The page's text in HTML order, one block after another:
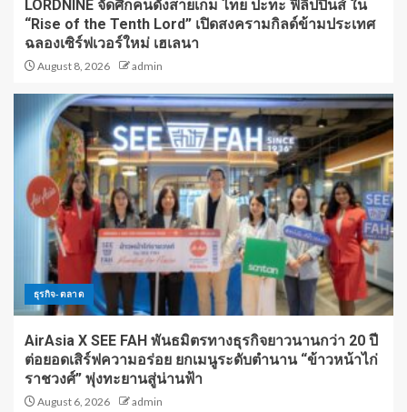
LORDNINE จัดศึกคนดังสายเกม ไทย ปะทะ ฟิลิปปินส์ ใน
“Rise of the Tenth Lord” เปิดสงครามกิลด์ข้ามประเทศ
ฉลองเซิร์ฟเวอร์ใหม่ เฮเลนา
August 8, 2026 admin
ธุรกิจ-ตลาด
AirAsia X SEE FAH พันธมิตรทางธุรกิจยาวนานกว่า 20 ปี
ต่อยอดเสิร์ฟความอร่อย ยกเมนูระดับตำนาน “ข้าวหน้าไก่
ราชวงศ์” พุ่งทะยานสู่น่านฟ้า
August 6, 2026 admin